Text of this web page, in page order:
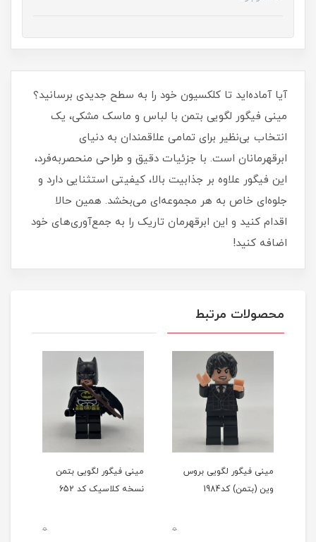
آیا آماده‌اید تا کلکسیون خود را به سطح جدیدی برسانید؟
مینی فیگور لگویی بتمن با لباس و ماسک مشکی، یک
انتخاب بی‌نظیر برای تمامی علاقمندان به دنیای
ابرقهرمانان است. با جزئیات دقیق و طراحی منحصربه‌فرد،
این فیگور علاوه بر جذابیت بالا، کیفیتی استثنایی دارد و
جلوه‌ای خاص به هر مجموعه‌ای می‌بخشد. همین حالا
اقدام کنید و این ابرقهرمان تاریک را به جمع‌آوری‌های خود
اضافه کنید!
محصولات مرتبط
مینی فیگور لگویی بروس
وین (بتمن) کد1984
0
مینی فیگور لگویی بتمن
نسخه کلاسیک کد 652
0